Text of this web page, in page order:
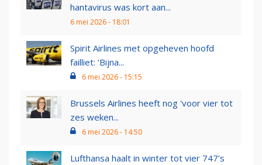
hantavirus was kort aan...
6 mei 2026 - 18:01
Spirit Airlines met opgeheven hoofd
failliet: ‘Bijna...
6 mei 2026 - 15:15
Brussels Airlines heeft nog 'voor vier tot
zes weken...
6 mei 2026 - 14:50
Lufthansa haalt in winter tot vier 747’s